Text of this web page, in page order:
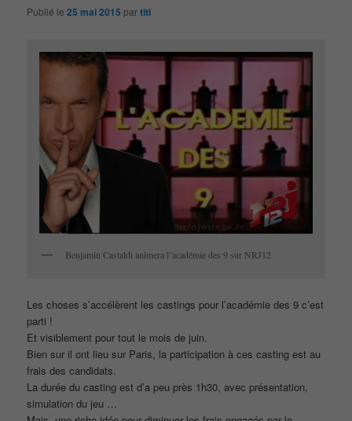
Publié le25 mai 2015 partiti
Benjamin Castaldi animera l’académie des 9 sur NRJ12
Les choses s’accélèrent les castings pour l’académie des 9 c’est
parti !
Et visiblement pour tout le mois de juin.
Bien sur il ont lieu sur Paris, la participation à ces casting est au
frais des candidats.
La durée du casting est d’a peu près 1h30, avec présentation,
simulation du jeu …